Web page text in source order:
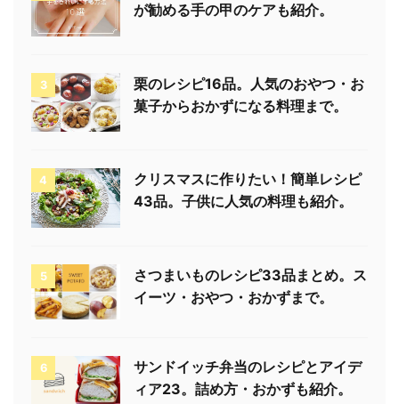
が勧める手の甲のケアも紹介。
3
栗のレシピ16品。人気のおやつ・お
菓子からおかずになる料理まで。
4
クリスマスに作りたい！簡単レシピ
43品。子供に人気の料理も紹介。
5
さつまいものレシピ33品まとめ。ス
イーツ・おやつ・おかずまで。
6
サンドイッチ弁当のレシピとアイデ
ィア23。詰め方・おかずも紹介。